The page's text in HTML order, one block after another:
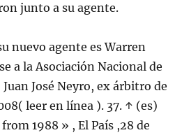
junto a su agente.
nuevo agente es Warren
a la Asociación Nacional de
José Neyro, ex árbitro de
leer en línea ). 37. ↑ (es)
1988 » , El País ,28 de